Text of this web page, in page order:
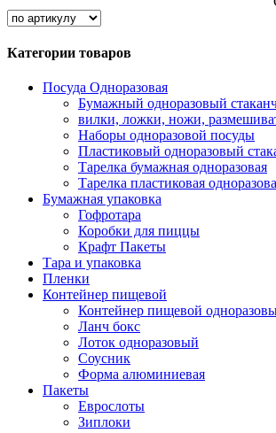
Категории товаров
Посуда Одноразовая
Бумажный одноразовый
вилки, ложки, ножи,
Наборы одноразовой посуды
Пластиковый одноразовый
Тарелка бумажная одноразовая
Тарелка пластиковая
Бумажная упаковка
Гофротара
Коробки для пиццы
Крафт Пакеты
Тара и упаковка
Пленки
Контейнер пищевой
Контейнер пищевой
Ланч бокс
Лоток одноразовый
Соусник
Форма алюминиевая
Пакеты
Еврослоты
Зиплоки